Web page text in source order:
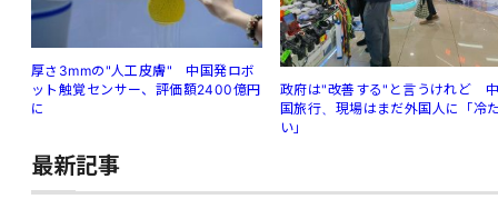
厚さ3mmの"人工皮膚" 中国発ロボ
ット触覚センサー、評価額2400億円
に
政府は"改善する"と言うけれど
国旅行、現場はまだ外国人に「冷
い」
最新記事